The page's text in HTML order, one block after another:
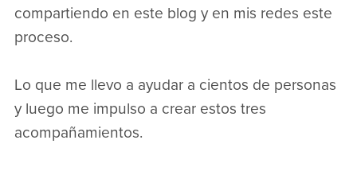
compartiendo en este blog y en mis redes este
proceso.
Lo que me llevo a ayudar a cientos de personas
y luego me impulso a crear estos tres
acompañamientos.